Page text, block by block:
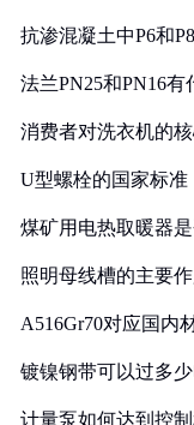
抗渗混凝土中P6和
法兰PN25和PN16有
消费者对洗衣机的
U型螺栓的国家标准
煤矿用电热取暖器
照明母线槽的主要
A516Gr70对应国内
镀镍钢带可以过多
计量泵如何达到控